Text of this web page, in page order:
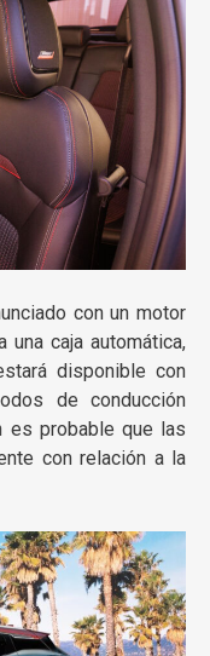
con un motor
caja automática,
disponible con
de conducción
es probable que las
con relación a la